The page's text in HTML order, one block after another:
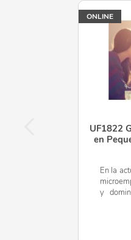
ONLINE
UF1822
en
En la
y